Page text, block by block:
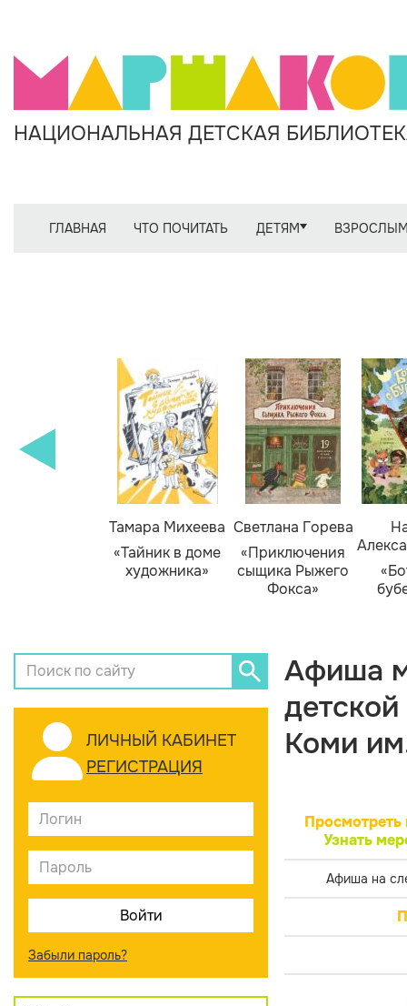
НАЦИОНАЛЬНАЯ ДЕТСКАЯ
ГЛАВНАЯ ЧТО ПОЧИТАТЬ ДЕТЯМ
Тамара Михеева
«Тайник в доме
художника»
Светлана Горева
«Приключения
сыщика Рыжего
Фокса»
ЛИЧНЫЙ КАБИНЕТ
РЕГИСТРАЦИЯ
Забыли пароль?
Афиша
Коми
Просмотреть
Узнать
Афиша на